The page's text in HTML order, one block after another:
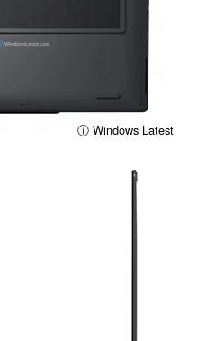
ⓘ Windows Latest